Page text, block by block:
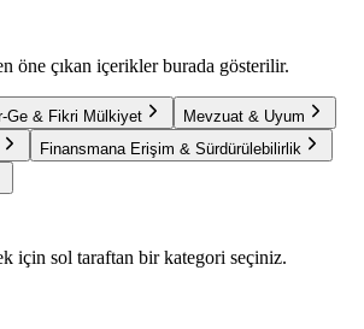
öne çıkan içerikler burada gösterilir.
Ge & Fikri Mülkiyet
Mevzuat & Uyum
Finansmana Erişim & Sürdürülebilirlik
için sol taraftan bir kategori seçiniz.